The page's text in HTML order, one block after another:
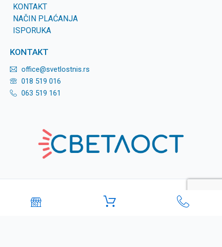
KONTAKT
NAČIN PLAĆANJA
ISPORUKA
KONTAKT
office@svetlostnis.rs
018 519 016
063 519 161
Svetlost Made by Webni